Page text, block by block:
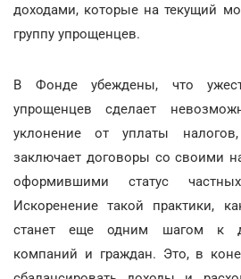
доходами, которые на текущий
группу упрощенцев.
В Фонде убеждены, что
упрощенцев сделает
уклонение от уплаты налогов,
заключает договоры со своими
оформившими статус
Искоренение такой практики,
станет еще одним шагом к
компаний и граждан. Это, в